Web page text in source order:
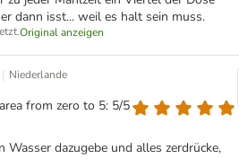
dann isst... weil es halt sein muss.
Original anzeigen
| Niederlande
from zero to 5: 5/5
Wasser dazugebe und alles zerdrücke,